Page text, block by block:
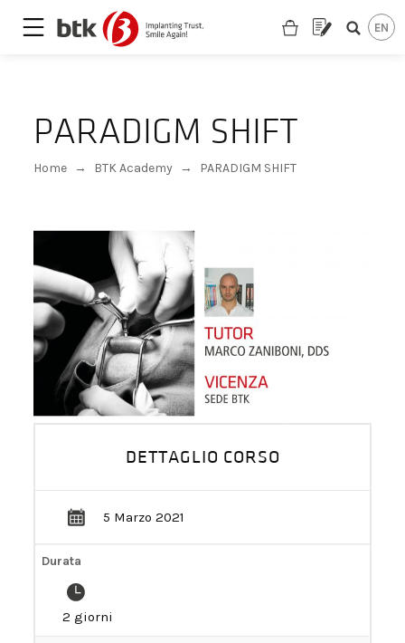
Sei un odontoiatra?
PARADIGM SHIFT
Home → BTK Academy → PARADIGM SHIFT
DETTAGLIO CORSO
5 Marzo 2021
Durata
2 giorni